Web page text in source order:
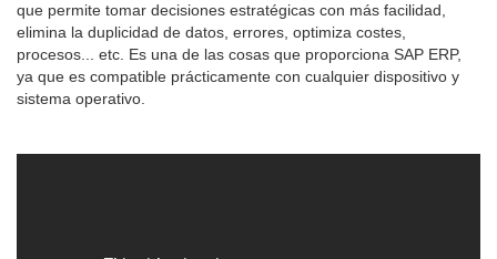
que permite tomar decisiones estratégicas con más facilidad,
elimina la duplicidad de datos, errores, optimiza costes,
procesos... etc. Es una de las cosas que proporciona SAP ERP,
ya que es compatible prácticamente con cualquier dispositivo y
sistema operativo.